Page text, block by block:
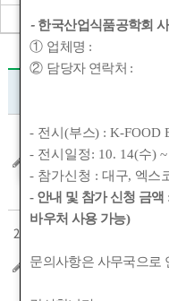
학술행사 자료집
2026 워크숍
관리자 2025-02-21
419
2025 추계 정기총회 및 학술대
관리자 2025-02-21
- 한국산업식품공학회
① 업체명 :
② 담당자 연락처 :
- 전시(부스) : K-FOOD
- 전시일정: 10. 14(수)
- 참가신청 :대구, 엑스
- 안내 및 참가 신청 금액
바우처 사용 가능)
문의사항은 사무국으로